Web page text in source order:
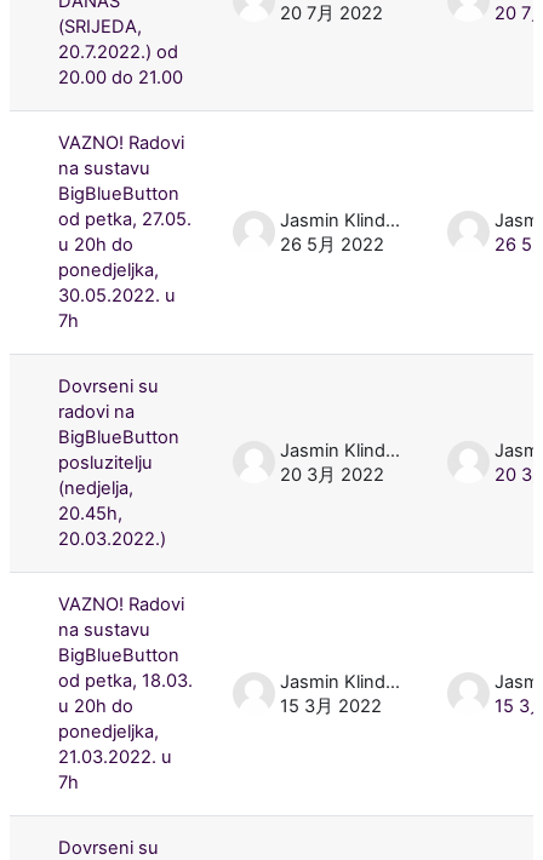
(SRIJEDA,
20.7.2022.) od
20.00 do 21.00
20 7月 2022 20 7
VAZNO! Radovi
na sustavu
BigBlueButton
od petka, 27.05.
u 20h do
ponedjeljka,
30.05.2022. u
7h
Jasmin Klindžić
26 5月 2022
26 5
Dovrseni su
radovi na
BigBlueButton
posluzitelju
(nedjelja,
20.45h,
20.03.2022.)
Jasmin Klindžić
20 3月 2022
20 3
VAZNO! Radovi
na sustavu
BigBlueButton
od petka, 18.03.
u 20h do
ponedjeljka,
21.03.2022. u
7h
Jasmin Klindžić
15 3月 2022
15 3
Dovrseni su